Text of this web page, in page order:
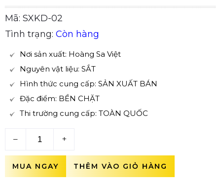
Mã: SXKD-02
Tình trạng: Còn hàng
Nơi sản xuất: Hoàng Sa Việt
Nguyên vật liệu: SẮT
Hình thức cung cấp: SẢN XUẤT BÁN
Đặc điểm: BỀN CHẶT
Thi trường cung cấp: TOÀN QUỐC
– +
MUA NGAY THÊM VÀO GIỎ HÀNG